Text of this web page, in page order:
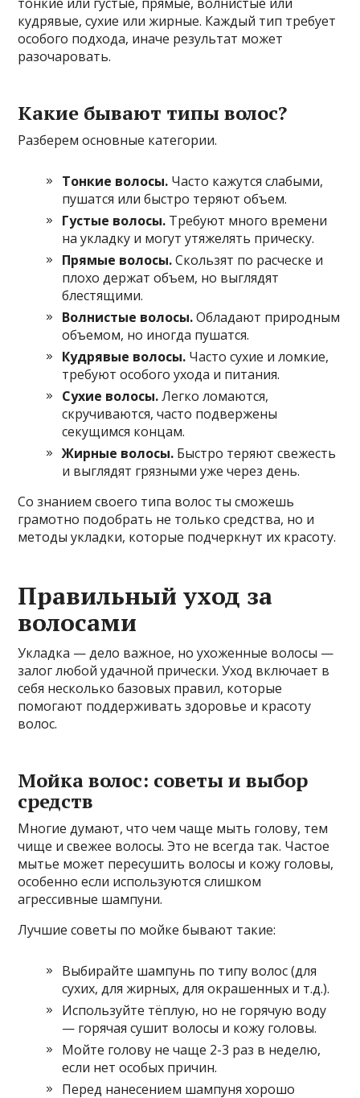
кудрявые, сухие или жирные. Каждый тип требует
особого подхода, иначе результат может
разочаровать.
Какие бывают типы волос?
Разберем основные категории.
Тонкие волосы. Часто кажутся слабыми,
пушатся или быстро теряют объем.
Густые волосы. Требуют много времени
на укладку и могут утяжелять прическу.
Прямые волосы.Скользят по расческе и
плохо держат объем, но выглядят
блестящими.
Волнистые волосы.Обладают природным
объемом, но иногда пушатся.
Кудрявые волосы. Часто сухие и ломкие,
требуют особого ухода и питания.
Сухие волосы.Легко ломаются,
скручиваются, часто подвержены
секущимся концам.
Жирные волосы. Быстро теряют свежесть
и выглядят грязными уже через день.
Со знанием своего типа волос ты сможешь
грамотно подобрать не только средства, но и
методы укладки, которые подчеркнут их красоту.
Правильный уход за
волосами
Укладка — дело важное, но ухоженные волосы —
залог любой удачной прически. Уход включает в
себя несколько базовых правил, которые
помогают поддерживать здоровье и красоту
волос.
Мойка волос: советы и выбор
средств
Многие думают, что чем чаще мыть голову, тем
чище и свежее волосы. Это не всегда так. Частое
мытье может пересушить волосы и кожу головы,
особенно если используются слишком
агрессивные шампуни.
Лучшие советы по мойке бывают такие:
Выбирайте шампунь по типу волос (для
сухих, для жирных, для окрашенных и т.д.).
Используйте тёплую, но не горячую воду
— горячая сушит волосы и кожу головы.
Мойте голову не чаще 2-3 раз в неделю,
если нет особых причин.
Перед нанесением шампуня хорошо